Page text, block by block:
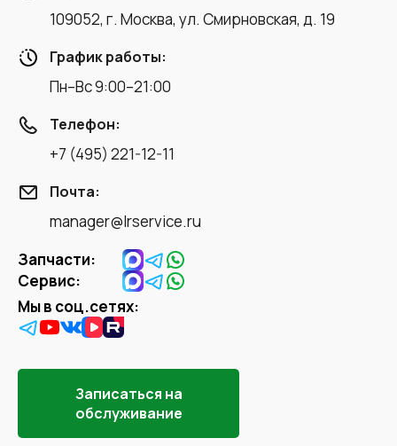
109052, г. Москва, ул. Смирновская, д. 19
График работы:
Пн–Вс 9:00–21:00
Телефон:
+7 (495) 221-12-11
Почта:
manager@lrservice.ru
Запчасти:
Сервис:
Мы в соц.сетях:
Записаться на
обслуживание